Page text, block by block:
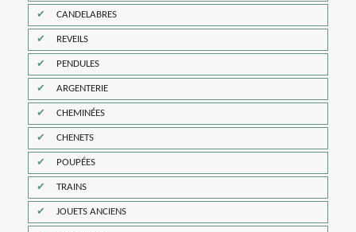
CANDELABRES
REVEILS
PENDULES
ARGENTERIE
CHEMINÉES
CHENETS
POUPÉES
TRAINS
JOUETS ANCIENS